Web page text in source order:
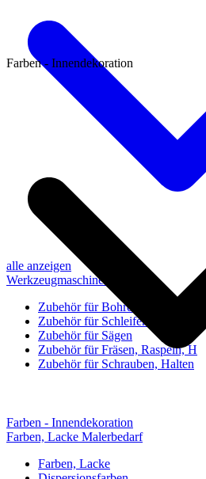
alle anzeigen
Werkzeugmaschinen-Zubehör
Zubehör für Bohren, Bohrhilfen
Zubehör für Schleifen, Poliere
Zubehör für Sägen
Zubehör für Fräsen, Raspeln, H
Zubehör für Schrauben, Halten
Farben - Innendekoration
Farben - Innendekoration
Farben, Lacke Malerbedarf
Farben, Lacke